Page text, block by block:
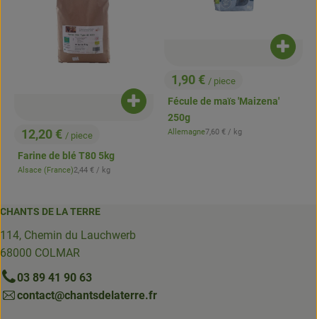
, Prix:
12,20 € / piece
Farine de blé T80 5kg
, Origine:
Alsace (France), Prix de référence:
2,44 € / kg
Ajouter le produit au panier
, Prix:
1,90 € / piece
Fécule de maïs 'Maizena'
250g
, Origine:
Allemagne, Prix de référence:
7,60 € / kg
CHANTS DE LA TERRE
114, Chemin du Lauchwerb
68000 COLMAR
03 89 41 90 63
contact@chantsdelaterre.fr